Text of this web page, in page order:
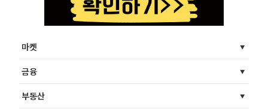
마켓
금융
부동산